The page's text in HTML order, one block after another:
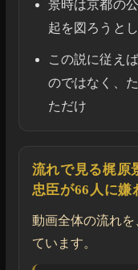
景時は京都の
起を図ろうと
この説に従え
のではなく、
ただけ
流れで見る梶原
忠臣が66人に嫌
動画全体の流れ
ています。